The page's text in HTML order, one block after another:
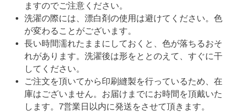
ますのでご注意ください。
洗濯の際には、漂白剤の使用は避けてください。色
が変わることがございます。
長い時間濡れたままにしておくと、色が落ちるおそ
れがあります。洗濯後は形をととのえて、すぐに干
してください。
ご注文を頂いてから印刷縫製を行っているため、在
庫はございません。お届けまでにお時間を頂戴いた
します。7営業日以内に発送をさせて頂きます。